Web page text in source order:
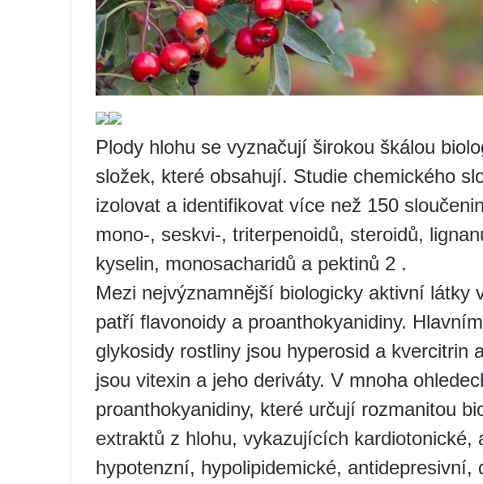
Plody hlohu se vyznačují širokou škálou
složek, které obsahují. Studie chemického
izolovat a identifikovat více než 150
mono-, seskvi-, triterpenoidů, steroidů,
kyselin, monosacharidů a pektinů 2 .
Mezi nejvýznamnější biologicky aktivní látky
patří flavonoidy a proanthokyanidiny.
glykosidy rostliny jsou hyperosid a kvercitrin
jsou vitexin a jeho deriváty. V mnoha
proanthokyanidiny, které určují rozmanitou
extraktů z hlohu, vykazujících kardiotonické,
hypotenzní, hypolipidemické, antidepresivní,